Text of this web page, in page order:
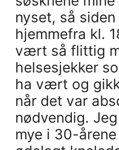
nyset, så
hjemmefra kl.
vært så flittig
helsesjekker
ha vært og
når det var
nødvendig.
mye i 30-